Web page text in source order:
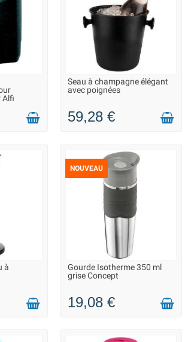
JOURS -
Alfi
LIVRAISON 2 À 3 JOURS
Seau à champagne élégant
avec poignées
59,28 €
à
NOUVEAU
LIVRAISON 2 À 3 JOURS
Gourde Isotherme 350 ml
grise Concept
19,08 €